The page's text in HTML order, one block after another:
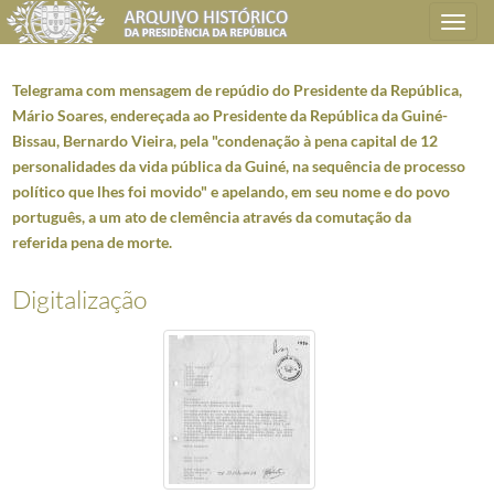
Toggle
navigation
Plano de classificação
AHPR
1906/2008-05-09
Carta do Presidente da República, Ramalho Eanes, dirigida ao
Carta do Presidente da República da Guiné-Bissau, João Bernardo
Carta do Presidente da República, Ramalho Eanes, endereçada ao
Mensagem do Presidente da República, Ramalho Eanes, endereçada
Carta do Presidente da República, Mário Soares, endereçada ao
Carta do Presidente da República, Mário Soares, endereçada ao
Telegrama com mensagem de repúdio do Presidente da República,
Mário Soares, endereçada ao Presidente da República da Guiné-
Bissau, Bernardo Vieira, pela "condenação à pena capital de 12
personalidades da vida pública da Guiné, na sequência de processo
político que lhes foi movido" e apelando, em seu nome e do povo
português, a um ato de clemência através da comutação da
referida pena de morte.
Digitalização